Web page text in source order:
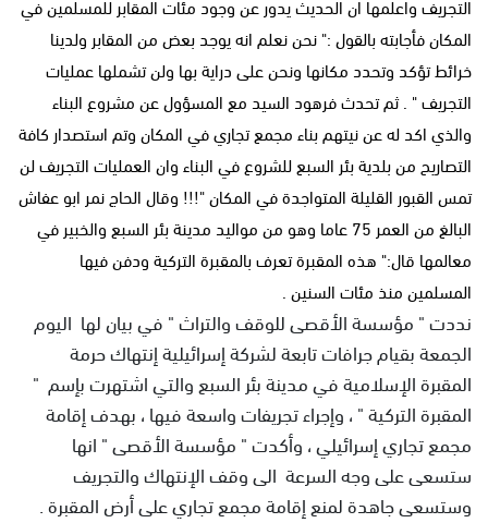
المكان فأجابته بالقول :" نحن نعلم انه يوجد بعض من المقابر ولدينا
خرائط تؤكد وتحدد مكانها ونحن على دراية بها ولن تشملها عمليات
التجريف " . ثم تحدث فرهود السيد مع المسؤول عن مشروع البناء
والذي اكد له عن نيتهم بناء مجمع تجاري في المكان وتم استصدار كافة
التصاريح من بلدية بئر السبع للشروع في البناء وان العمليات التجريف لن
تمس القبور القليلة المتواجدة في المكان "!!! وقال الحاج نمر ابو عفاش
البالغ من العمر 75 عاما وهو من مواليد مدينة بئر السبع والخبير في
معالمها قال:" هذه المقبرة تعرف بالمقبرة التركية ودفن فيها
المسلمين منذ مئات السنين .
نددت " مؤسسة الأقصى للوقف والتراث " في بيان لها اليوم
الجمعة بقيام جرافات تابعة لشركة إسرائيلية إنتهاك حرمة
المقبرة الإسلامية في مدينة بئر السبع والتي اشتهرت بإسم "
المقبرة التركية " ، وإجراء تجريفات واسعة فيها ، بهدف إقامة
مجمع تجاري إسرائيلي ، وأكدت " مؤسسة الأقصى " انها
ستسعى على وجه السرعة الى وقف الإنتهاك والتجريف
وستسعى جاهدة لمنع إقامة مجمع تجاري على أرض المقبرة .